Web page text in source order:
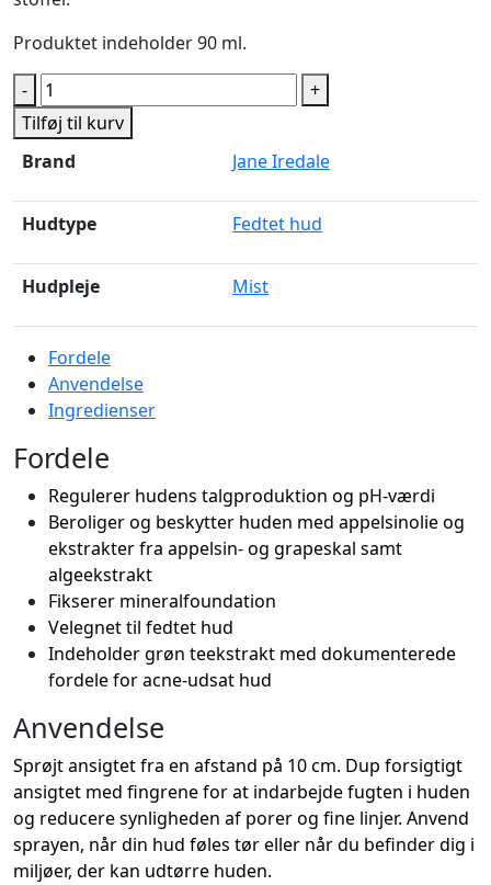
Produktet indeholder 90 ml.
-
Balance
Hydration
Spray
antal
+
Tilføj til kurv
Brand
Jane Iredale
Hudtype Fedtet hud
Hudpleje Mist
Fordele
Anvendelse
Ingredienser
Fordele
Regulerer hudens talgproduktion og pH-værdi
Beroliger og beskytter huden med appelsinolie og
ekstrakter fra appelsin- og grapeskal samt
algeekstrakt
Fikserer mineralfoundation
Velegnet til fedtet hud
Indeholder grøn teekstrakt med dokumenterede
fordele for acne-udsat hud
Anvendelse
Sprøjt ansigtet fra en afstand på 10 cm. Dup forsigtigt
ansigtet med fingrene for at indarbejde fugten i huden
og reducere synligheden af porer og fine linjer. Anvend
sprayen, når din hud føles tør eller når du befinder dig i
miljøer, der kan udtørre huden.